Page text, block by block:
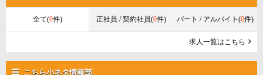
全て(0件) 正社員 / 契約社員(0件) パート / アルバイト(0件)
求人一覧はこちら
こちら小ネタ情報部